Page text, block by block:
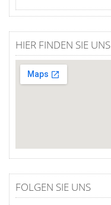
HIER FINDEN SIE UNS
FOLGEN SIE UNS